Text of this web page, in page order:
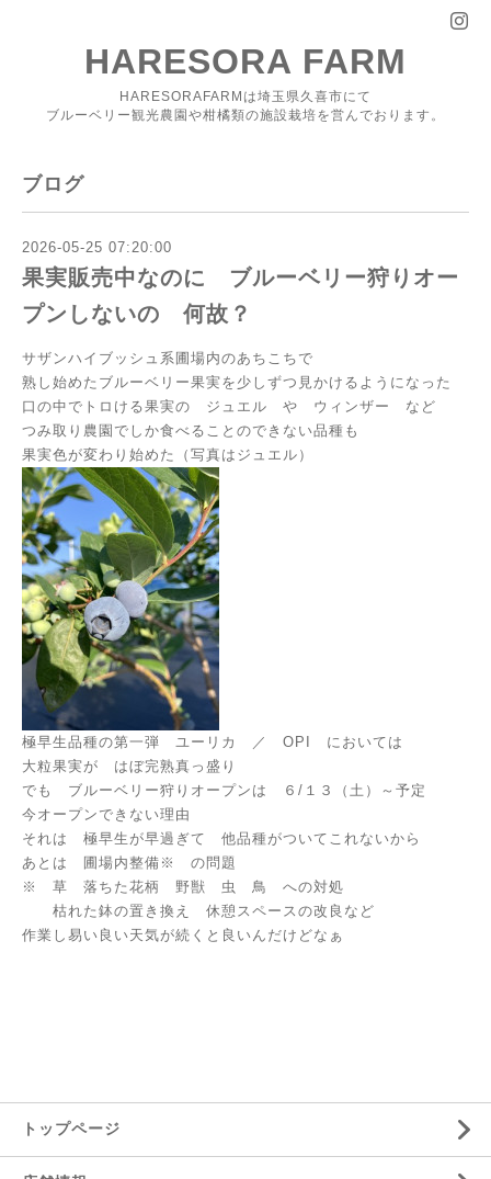
HARESORA FARM
HARESORAFARMは埼玉県久喜市にて
ブルーベリー観光農園や柑橘類の施設栽培を営んでおります。
ブログ
2026-05-25 07:20:00
果実販売中なのに ブルーベリー狩りオー
プンしないの 何故？
サザンハイブッシュ系圃場内のあちこちで
熟し始めたブルーベリー果実を少しずつ見かけるようになった
口の中でトロける果実の ジュエル や ウィンザー など
つみ取り農園でしか食べることのできない品種も
果実色が変わり始めた（写真はジュエル）
極早生品種の第一弾 ユーリカ ／ OPI においては
大粒果実が はぼ完熟真っ盛り
でも ブルーベリー狩りオープンは ６/１３（土）～予定
今オープンできない理由
それは 極早生が早過ぎて 他品種がついてこれないから
あとは 圃場内整備※ の問題
※ 草 落ちた花柄 野獣 虫 鳥 への対処
枯れた鉢の置き換え 休憩スペースの改良など
作業し易い良い天気が続くと良いんだけどなぁ
トップページ